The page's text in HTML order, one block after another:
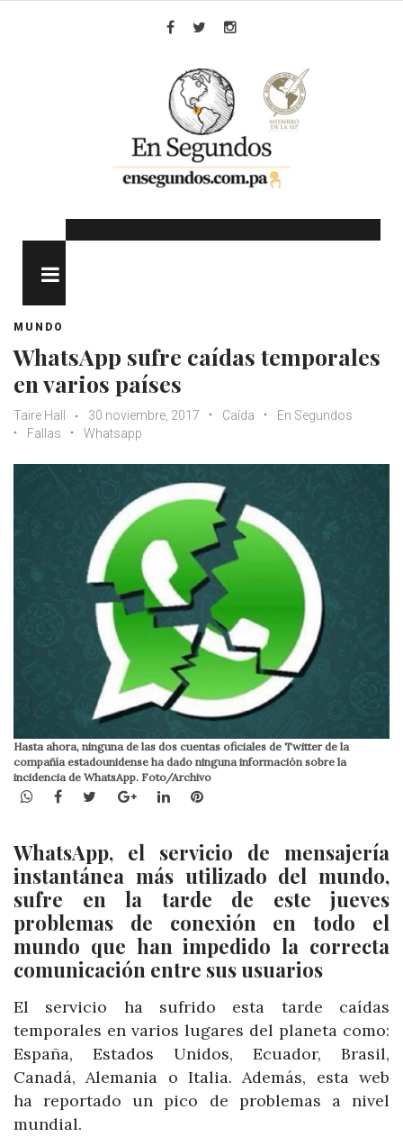
MUNDO
WhatsApp sufre caídas temporales
en varios países
Taire Hall 30 noviembre, 2017 Caída
En Segundos
Fallas
Whatsapp
Hasta ahora, ninguna de las dos cuentas oficiales de Twitter de la
compañía estadounidense ha dado ninguna información sobre la
incidencia de WhatsApp. Foto/Archivo
WhatsApp
Facebook
TwitterGoogle+LinkedInPinterest
WhatsApp, el servicio de mensajería
instantánea más utilizado del mundo,
sufre en la tarde de este jueves
problemas de conexión en todo el
mundo que han impedido la correcta
comunicación entre sus usuarios
El servicio ha sufrido esta tarde caídas
temporales en varios lugares del planeta como:
España, Estados Unidos, Ecuador, Brasil,
Canadá, Alemania o Italia. Además, esta web
ha reportado un pico de problemas a nivel
mundial.